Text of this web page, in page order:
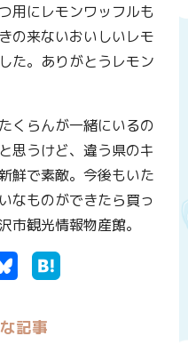
用にレモンワッフルも
の来ないおいしいレモ
た。ありがとうレモン
くらんが一緒にいるの
思うけど、違う県のキ
鮮で素敵。今後もいた
なものができたら買っ
市観光情報物産館。
Bluesky
記事